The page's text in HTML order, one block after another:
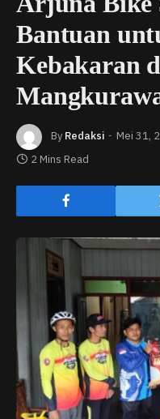
Bantuan
Kebakaran
By Redaksi Mei 31,
2 Mins Read